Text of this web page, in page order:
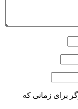
برای زمانی که